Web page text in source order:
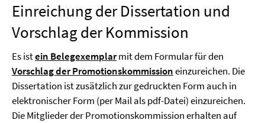
Einreichung der Dissertation und
Vorschlag der Kommission
Es istein Belegexemplarmit dem Formular für den
Vorschlag der Promotionskommissioneinzureichen. Die
Dissertation ist zusätzlich zur gedruckten Form auch in
elektronischer Form (per Mail als pdf-Datei) einzureichen.
Die Mitglieder der Promotionskommission erhalten auf